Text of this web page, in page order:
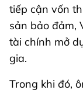
tiếp cận vốn
sản bảo đảm,
tài chính mở
gia.
Trong khi đó,